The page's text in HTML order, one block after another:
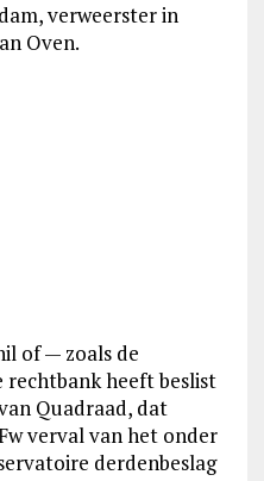
verweerster in
Oven.
of — zoals de
rechtbank heeft beslist
Quadraad, dat
verval van het onder
derdenbeslag